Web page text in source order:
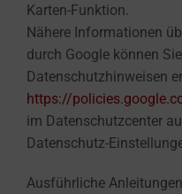
Karten-Funktion.
Nähere Informationen
durch Google können
Datenschutzhinweisen
https://
im Datenschutzcenter
Datenschutz-
Ausführliche